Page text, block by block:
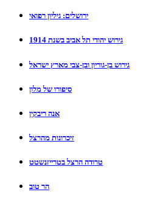
ירושלים: גיליון רפואי
גירוש יהודי תל אביב בשנת 1914
גירוש בן-גוריון ובן-צבי מארץ ישראל
סיפורו של מלון
אנה ריבקין
זיכרונות מהרצל
טרודה הרצל בטרייזנשטט
הר טוב